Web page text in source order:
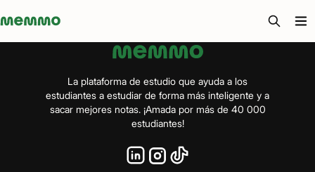
Memmo - AI-verktyg och digital kurslitteratur
La plataforma de estudio que ayuda a los
estudiantes a estudiar de forma más inteligente y a
sacar mejores notas. ¡Amada por más de 40 000
estudiantes!